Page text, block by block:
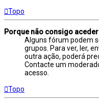
Topo
Porque não consigo
Alguns fórum podem
grupos. Para ver, ler,
outra ação, poderá
Contacte um
acesso.
Topo